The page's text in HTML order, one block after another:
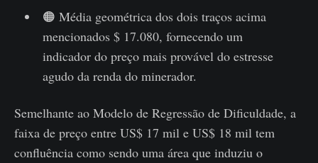
🟠 Média geométrica dos dois traços acima
mencionados $ 17.080, fornecendo um
indicador do preço mais provável do estresse
agudo da renda do minerador.
Semelhante ao Modelo de Regressão de Dificuldade, a
faixa de preço entre US$ 17 mil e US$ 18 mil tem
confluência como sendo uma área que induziu o